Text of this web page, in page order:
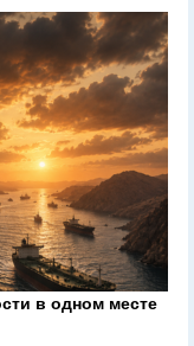
в одном месте